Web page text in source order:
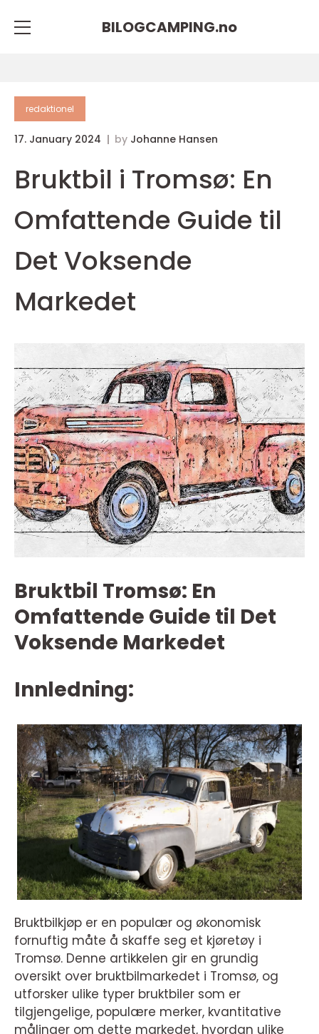
BILOGCAMPING.no
redaktionel
17. January 2024 by Johanne Hansen
Bruktbil i Tromsø: En
Omfattende Guide til
Det Voksende
Markedet
Bruktbil Tromsø: En
Omfattende Guide til Det
Voksende Markedet
Innledning:
Bruktbilkjøp er en populær og økonomisk
fornuftig måte å skaffe seg et kjøretøy i
Tromsø. Denne artikkelen gir en grundig
oversikt over bruktbilmarkedet i Tromsø, og
utforsker ulike typer bruktbiler som er
tilgjengelige, populære merker, kvantitative
målinger om dette markedet, hvordan ulike